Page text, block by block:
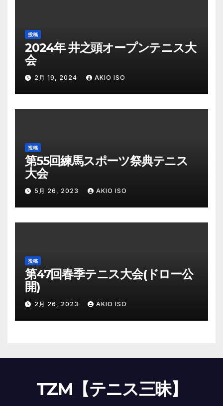
投稿
2024年 井之頭オープンテニス大
会
2月 19, 2024 AKIO ISO
投稿
第55回練馬スポーツ祭典テニス
大会
5月 26, 2023 AKIO ISO
投稿
第47回春季テニス大会(ドロー公
開)
2月 26, 2023 AKIO ISO
TZM【テニス三昧】